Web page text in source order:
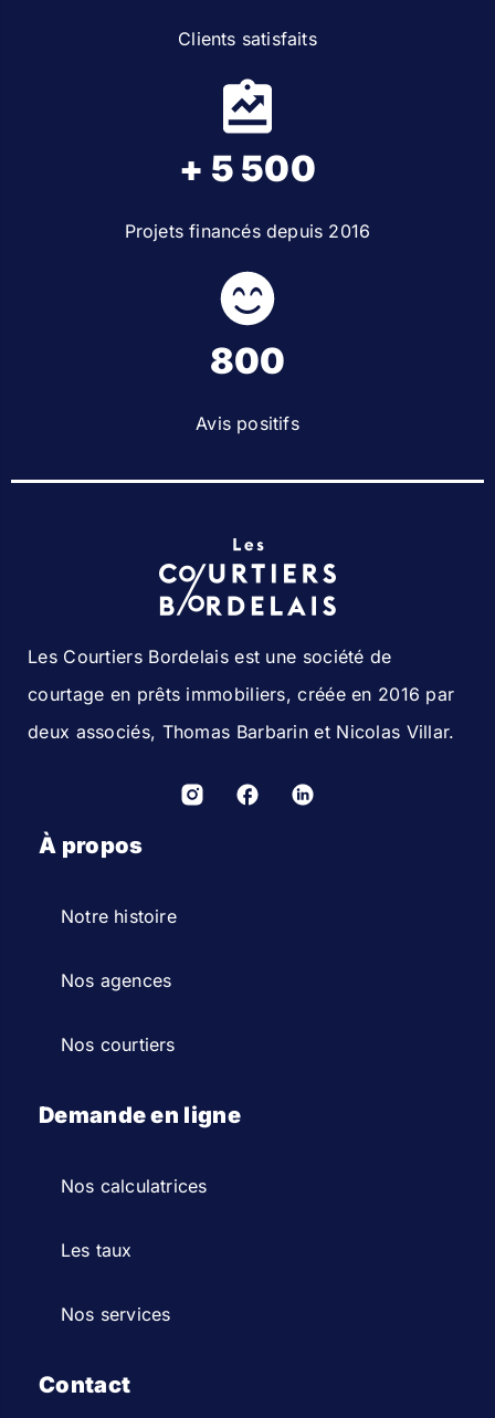
Clients satisfaits
+ 5 500
Projets financés depuis 2016
800
Avis positifs
Les Courtiers Bordelais est une société de
courtage en prêts immobiliers, créée en 2016 par
deux associés, Thomas Barbarin et Nicolas Villar.
À propos
Notre histoire
Nos agences
Nos courtiers
Demande en ligne
Nos calculatrices
Les taux
Nos services
Contact